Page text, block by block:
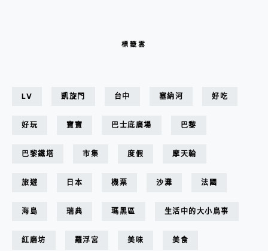
標籤雲
LV 凱旋門 台中 塞納河 好吃
好玩 寶寶 巴士底廣場 巴黎
巴黎鐵塔 市集 度假 摩天輪
旅遊 日本 機票 沙灘 法國
海島 瑞典 瑪黑區 生活中的大小鳥事
紅磨坊 羅浮宮 美味 美食